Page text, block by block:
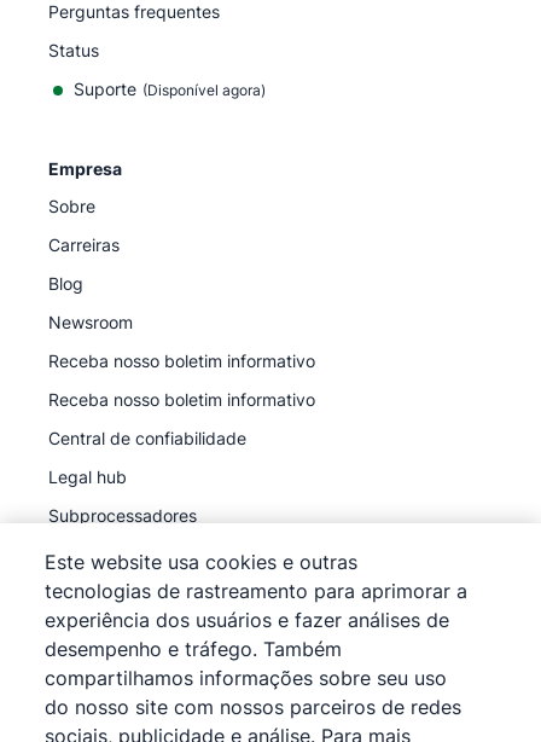
Perguntas frequentes
Status
Suporte (Disponível agora)
Empresa
Sobre
Carreiras
Blog
Newsroom
Receba nosso boletim informativo
Receba nosso boletim informativo
Central de confiabilidade
Legal hub
Subprocessadores
©2026Pipedrive
Pipedrive
Termos de Serviço
Pipedrive
Aviso de Privacidade
Este website usa cookies e outras
tecnologias de rastreamento para aprimorar a
experiência dos usuários e fazer análises de
desempenho e tráfego. Também
compartilhamos informações sobre seu uso
do nosso site com nossos parceiros de redes
sociais, publicidade e análise. Para mais